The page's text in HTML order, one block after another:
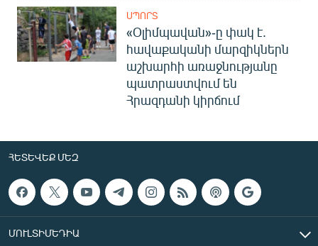
ՍՊՈՐՏ
«Օլիմպավան»-ը փակ է.
հավաքականի մարզիկներն
աշխարհի առաջնությանը
պատրաստվում են
Հրազդանի կիրճում
ՀԵՏԵՎԵՔ ՄԵԶ
ՄՈՒԼՏԻՄԵԴԻԱ